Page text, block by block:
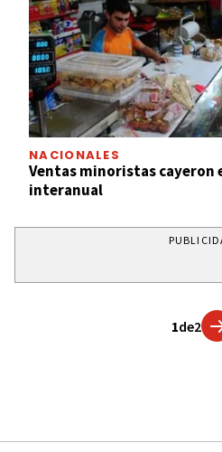
NACIONALES
Ventas minoristas cayeron
interanual
1de2